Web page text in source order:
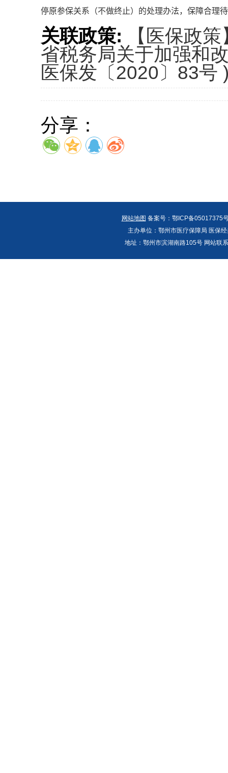
停原参保关系（不做终止）的处理办法，保障合理
关联政策:
【医保政
省税务局关于加强和
医保发〔2020〕83号
分享：
网站地图 备案号：鄂ICP备05017375
主办单位：鄂州市医疗保障局 医保
地址：鄂州市滨湖南路105号 网站